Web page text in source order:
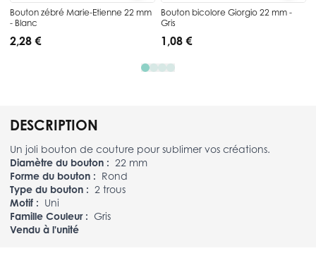
DESCRIPTION
Un joli bouton de couture pour sublimer vos créations.
Diamètre du bouton : 22 mm
Forme du bouton : Rond
Type du bouton : 2 trous
Motif : Uni
Famille Couleur : Gris
Vendu à l'unité
Bouton zébré Marie-Etienne 22 mm
- Blanc
2,28 €
Bouton bicolore Giorgio 22 mm -
Gris
1,08 €